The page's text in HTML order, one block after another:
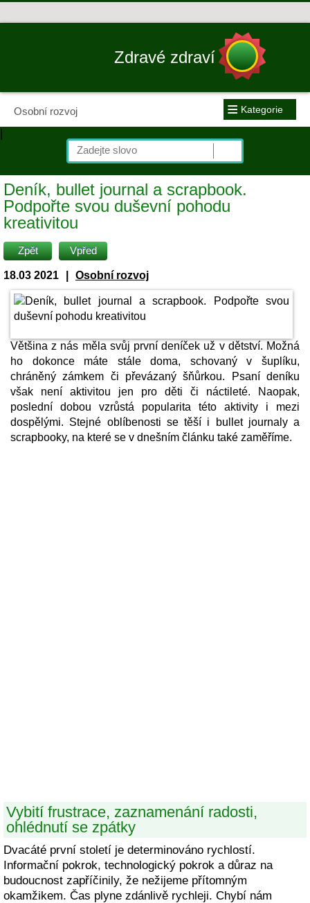
Zdravé zdraví
Osobní rozvoj ≡ Kategorie
|
Deník, bullet journal a scrapbook.
Podpořte svou duševní pohodu
kreativitou
Zpět Vpřed
18.03 2021 Osobní rozvoj
Většina z nás měla svůj první deníček už v dětství. Možná
ho dokonce máte stále doma, schovaný v šuplíku,
chráněný zámkem či převázaný šňůrkou. Psaní deníku
však není aktivitou jen pro děti či náctileté. Naopak,
poslední dobou vzrůstá popularita této aktivity i mezi
dospělými. Stejné oblíbenosti se těší i bullet journaly a
scrapbooky, na které se v dnešním článku také zaměříme.
Vybití frustrace, zaznamenání radosti,
ohlédnutí se zpátky
Dvacáté první století je determinováno rychlostí.
Informační pokrok, technologický pokrok a důraz na
budoucnost zapříčinily, že nežijeme přítomným
okamžikem. Čas plyne zdánlivě rychleji. Chybí nám